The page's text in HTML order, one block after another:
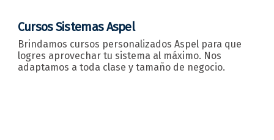
Cursos Sistemas Aspel
Brindamos cursos personalizados Aspel para que
logres aprovechar tu sistema al máximo. Nos
adaptamos a toda clase y tamaño de negocio.